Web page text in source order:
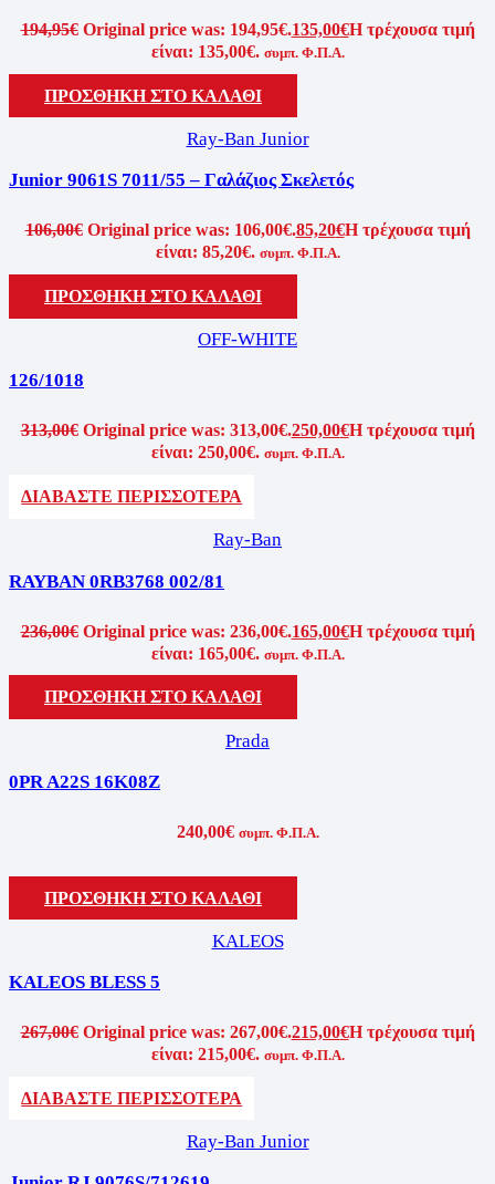
194,95€ Original price was: 194,95€.135,00€Η τρέχουσα τιμή
είναι: 135,00€. συμπ. Φ.Π.Α.
ΠΡΟΣΘΗΚΗ ΣΤΟ ΚΑΛΑΘΙ
Ray-Ban Junior
Junior 9061S 7011/55 – Γαλάζιος Σκελετός
106,00€ Original price was: 106,00€.85,20€Η τρέχουσα τιμή
είναι: 85,20€. συμπ. Φ.Π.Α.
ΠΡΟΣΘΗΚΗ ΣΤΟ ΚΑΛΑΘΙ
OFF-WHITE
126/1018
313,00€ Original price was: 313,00€.250,00€Η τρέχουσα τιμή
είναι: 250,00€. συμπ. Φ.Π.Α.
ΔΙΑΒΑΣΤΕ ΠΕΡΙΣΣΟΤΕΡΑ
Ray-Ban
RAYBAN 0RB3768 002/81
236,00€ Original price was: 236,00€.165,00€Η τρέχουσα τιμή
είναι: 165,00€. συμπ. Φ.Π.Α.
ΠΡΟΣΘΗΚΗ ΣΤΟ ΚΑΛΑΘΙ
Prada
0PR A22S 16K08Z
240,00€ συμπ. Φ.Π.Α.
ΠΡΟΣΘΗΚΗ ΣΤΟ ΚΑΛΑΘΙ
KALEOS
KALEOS BLESS 5
267,00€ Original price was: 267,00€.215,00€Η τρέχουσα τιμή
είναι: 215,00€. συμπ. Φ.Π.Α.
ΔΙΑΒΑΣΤΕ ΠΕΡΙΣΣΟΤΕΡΑ
Ray-Ban Junior